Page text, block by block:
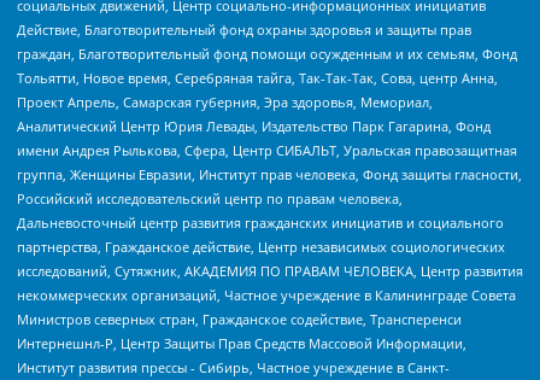
социальных движений, Центр социально-информационных инициатив
Действие, Благотворительный фонд охраны здоровья и защиты прав
граждан, Благотворительный фонд помощи осужденным и их семьям, Фонд
Тольятти, Новое время, Серебряная тайга, Так-Так-Так, Сова, центр Анна,
Проект Апрель, Самарская губерния, Эра здоровья, Мемориал,
Аналитический Центр Юрия Левады, Издательство Парк Гагарина, Фонд
имени Андрея Рылькова, Сфера, Центр СИБАЛЬТ, Уральская правозащитная
группа, Женщины Евразии, Институт прав человека, Фонд защиты гласности,
Российский исследовательский центр по правам человека,
Дальневосточный центр развития гражданских инициатив и социального
партнерства, Гражданское действие, Центр независимых социологических
исследований, Сутяжник, АКАДЕМИЯ ПО ПРАВАМ ЧЕЛОВЕКА, Центр развития
некоммерческих организаций, Частное учреждение в Калининграде Совета
Министров северных стран, Гражданское содействие, Трансперенси
Интернешнл-Р, Центр Защиты Прав Средств Массовой Информации,
Институт развития прессы - Сибирь, Частное учреждение в Санкт-